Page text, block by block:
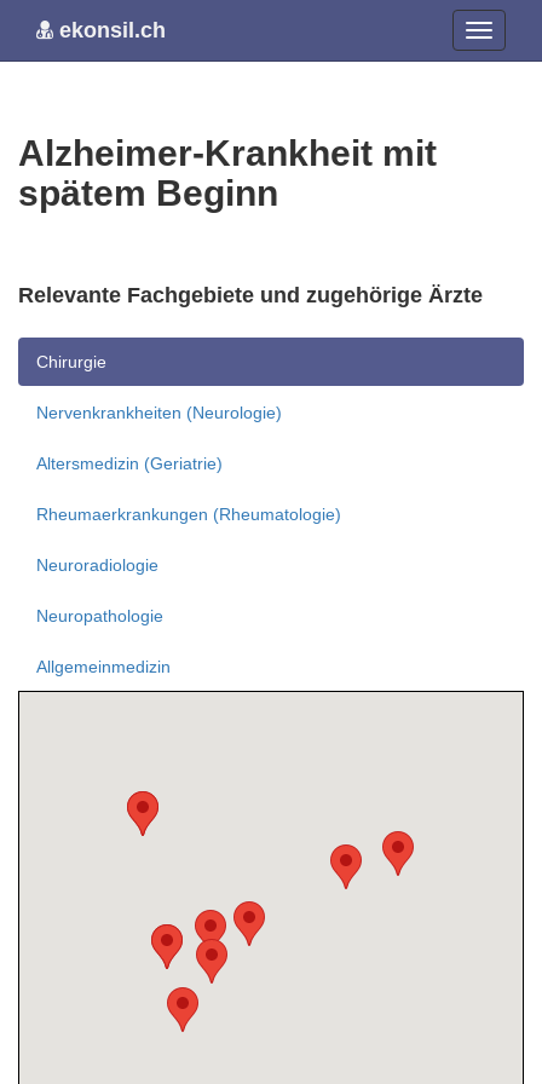
ekonsil.ch
Alzheimer-Krankheit mit
spätem Beginn
Relevante Fachgebiete und zugehörige Ärzte
Chirurgie
Nervenkrankheiten (Neurologie)
Altersmedizin (Geriatrie)
Rheumaerkrankungen (Rheumatologie)
Neuroradiologie
Neuropathologie
Allgemeinmedizin